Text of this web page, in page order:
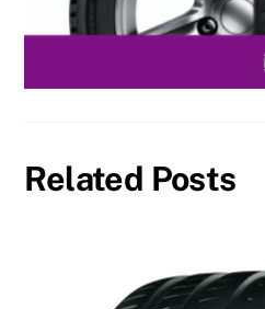
Related Posts